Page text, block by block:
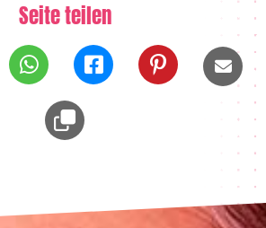
Seite teilen